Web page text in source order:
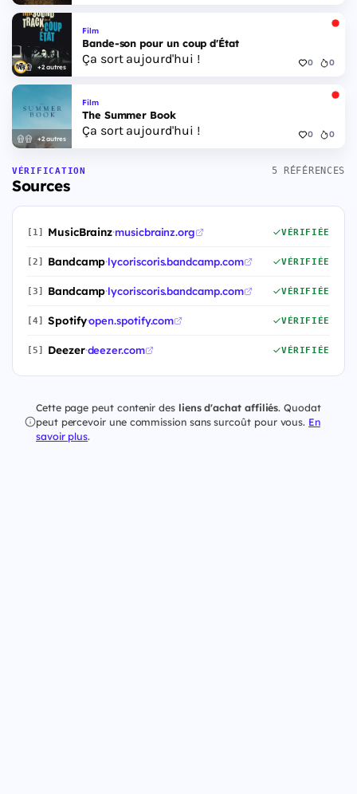
+2 autres
Film
Bande-son pour un coup d'État
Ça sort aujourd'hui ! 0 0
+2 autres
Film
The Summer Book
Ça sort aujourd'hui ! 0 0
VÉRIFICATION
Sources
5 RÉFÉRENCES
[1] MusicBrainz·musicbrainz.org VÉRIFIÉE
[2] Bandcamp·lycoriscoris.bandcamp.com VÉRIFIÉE
[3] Bandcamp·lycoriscoris.bandcamp.com VÉRIFIÉE
[4] Spotify·open.spotify.com VÉRIFIÉE
[5] Deezer·deezer.com VÉRIFIÉE
Cette page peut contenir des liens d'achat affiliés. Quodat
peut percevoir une commission sans surcoût pour vous. En
savoir plus.